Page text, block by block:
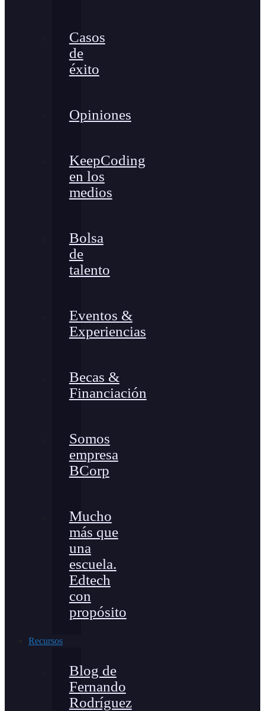
Casos
de
éxito
Opiniones
KeepCoding
en los
medios
Bolsa
de
talento
Eventos &
Experiencias
Becas &
Financiación
Somos
empresa
BCorp
Mucho
más que
una
escuela.
Edtech
con
propósito
Recursos
Blog de
Fernando
Rodríguez